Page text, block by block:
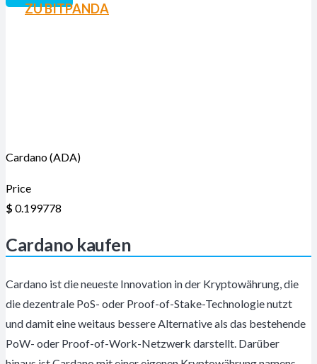
ZU BITPANDA
Cardano (ADA)
Price
$ 0.199778
Cardano kaufen
Cardano ist die neueste Innovation in der Kryptowährung, die
die dezentrale PoS- oder Proof-of-Stake-Technologie nutzt
und damit eine weitaus bessere Alternative als das bestehende
PoW- oder Proof-of-Work-Netzwerk darstellt. Darüber